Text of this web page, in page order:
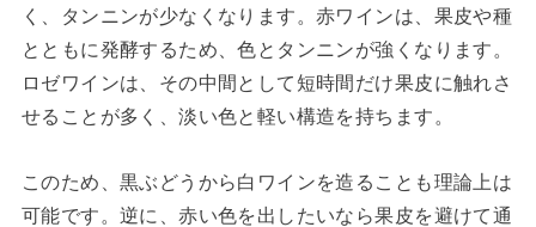
く、タンニンが少なくなります。赤ワインは、果皮や種
とともに発酵するため、色とタンニンが強くなります。
ロゼワインは、その中間として短時間だけ果皮に触れさ
せることが多く、淡い色と軽い構造を持ちます。
このため、黒ぶどうから白ワインを造ることも理論上は
可能です。逆に、赤い色を出したいなら果皮を避けて通